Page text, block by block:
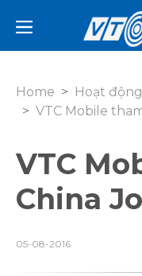
Home
Hoạt
VTC Mobile
VTC
China
05-08-2016